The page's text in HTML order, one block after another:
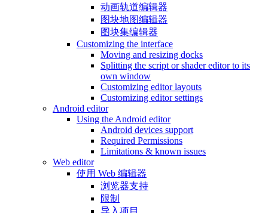
动画轨道编辑器
图块地图编辑器
图块集编辑器
Customizing the interface
Moving and resizing docks
Splitting the script or shader editor to its
own window
Customizing editor layouts
Customizing editor settings
Android editor
Using the Android editor
Android devices support
Required Permissions
Limitations & known issues
Web editor
使用 Web 编辑器
浏览器支持
限制
导入项目